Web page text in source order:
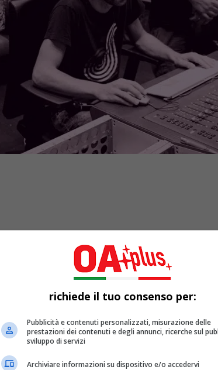
di
del ‘900(spesso insieme a
richiede il tuo consenso per:
Pubblicità e contenuti personalizzati, misurazione delle
prestazioni dei contenuti e degli annunci, ricerche sul
sviluppo di servizi
Archiviare informazioni su dispositivo e/o accedervi